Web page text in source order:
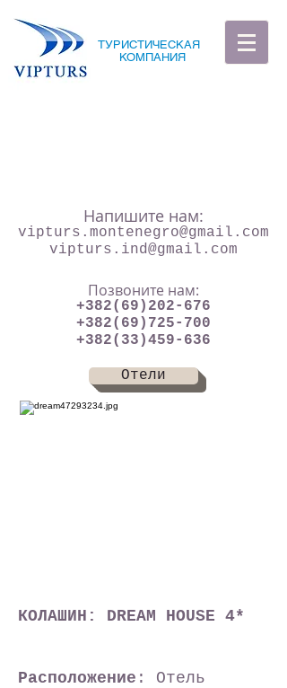
ТУРИСТИЧЕСКАЯ
КОМПАНИЯ
Напишите нам:
vipturs.montenegro@gmail.com
vipturs.ind@gmail.com
Позвоните нам:
+382(69)202-676
+382(69)725-700
+382(33)459-636
Отели
КОЛАШИН: DREAM HOUSE 4*
Расположение : Отель